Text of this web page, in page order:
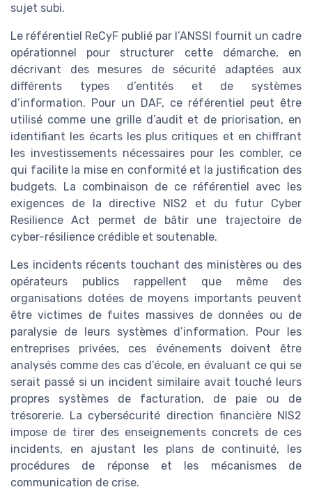
sujet subi.
Le référentiel ReCyF publié par l’ANSSI fournit un cadre
opérationnel pour structurer cette démarche, en
décrivant des mesures de sécurité adaptées aux
différents types d’entités et de systèmes
d’information. Pour un DAF, ce référentiel peut être
utilisé comme une grille d’audit et de priorisation, en
identifiant les écarts les plus critiques et en chiffrant
les investissements nécessaires pour les combler, ce
qui facilite la mise en conformité et la justification des
budgets. La combinaison de ce référentiel avec les
exigences de la directive NIS2 et du futur Cyber
Resilience Act permet de bâtir une trajectoire de
cyber-résilience crédible et soutenable.
Les incidents récents touchant des ministères ou des
opérateurs publics rappellent que même des
organisations dotées de moyens importants peuvent
être victimes de fuites massives de données ou de
paralysie de leurs systèmes d’information. Pour les
entreprises privées, ces événements doivent être
analysés comme des cas d’école, en évaluant ce qui se
serait passé si un incident similaire avait touché leurs
propres systèmes de facturation, de paie ou de
trésorerie. La cybersécurité direction financière NIS2
impose de tirer des enseignements concrets de ces
incidents, en ajustant les plans de continuité, les
procédures de réponse et les mécanismes de
communication de crise.